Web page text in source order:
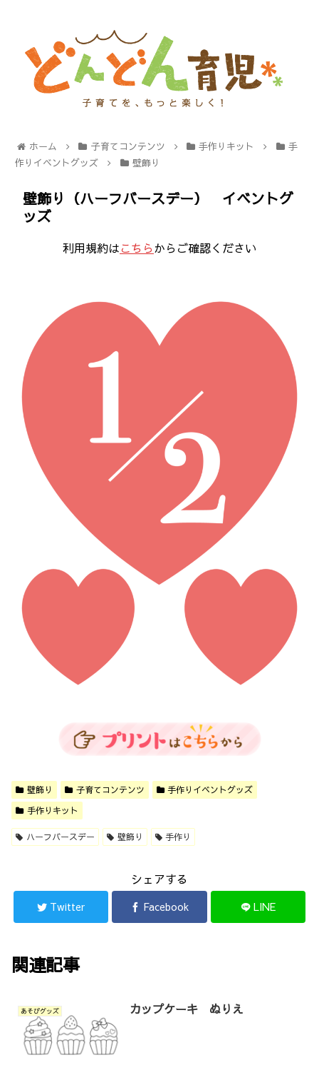
ホーム 子育てコンテンツ 手作りキット
手
作りイベントグッズ
壁飾り
壁飾り（ハーフバースデー） イベントグ
ッズ
利用規約はこちら からご確認ください
壁飾り 子育てコンテンツ
手作りイベントグッズ
手作りキット
ハーフバースデー 壁飾り 手作り
シェアする
Twitter Facebook LINE
関連記事
あそびグッズ カップケーキ ぬりえ